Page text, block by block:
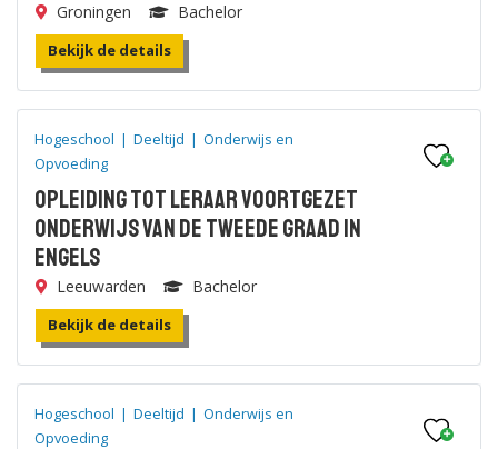
Groningen Bachelor
Bekijk de details
Hogeschool | Deeltijd | Onderwijs en
Opvoeding
Opleiding tot leraar voortgezet
onderwijs van de tweede graad in
Engels
Leeuwarden Bachelor
Bekijk de details
Hogeschool | Deeltijd | Onderwijs en
Opvoeding